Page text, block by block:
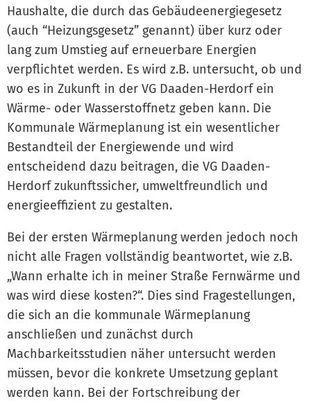
Haushalte, die durch das Gebäudeenergiegesetz
(auch “Heizungsgesetz” genannt) über kurz oder
lang zum Umstieg auf erneuerbare Energien
verpflichtet werden. Es wird z.B. untersucht, ob und
wo es in Zukunft in der VG Daaden-Herdorf ein
Wärme- oder Wasserstoffnetz geben kann. Die
Kommunale Wärmeplanung ist ein wesentlicher
Bestandteil der Energiewende und wird
entscheidend dazu beitragen, die VG Daaden-
Herdorf zukunftssicher, umweltfreundlich und
energieeffizient zu gestalten.
Bei der ersten Wärmeplanung werden jedoch noch
nicht alle Fragen vollständig beantwortet, wie z.B.
„Wann erhalte ich in meiner Straße Fernwärme und
was wird diese kosten?“. Dies sind Fragestellungen,
die sich an die kommunale Wärmeplanung
anschließen und zunächst durch
Machbarkeitsstudien näher untersucht werden
müssen, bevor die konkrete Umsetzung geplant
werden kann. Bei der Fortschreibung der